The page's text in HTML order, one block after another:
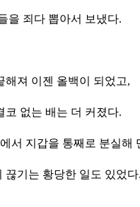
을 죄다 뽑아서 보냈다.
해져 이젠 올백이 되었고,
코 없는 배는 더 커졌다.
서 지갑을 통째로 분실해
끊기는 황당한 일도 있었다.